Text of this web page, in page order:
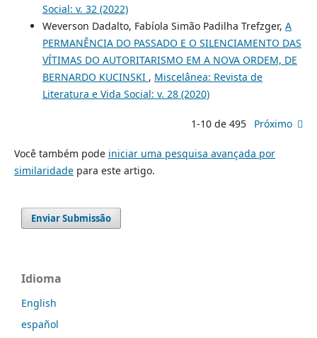
Social: v. 32 (2022)
Weverson Dadalto, Fabíola Simão Padilha Trefzger, A
PERMANÊNCIA DO PASSADO E O SILENCIAMENTO DAS
VÍTIMAS DO AUTORITARISMO EM A NOVA ORDEM, DE
BERNARDO KUCINSKI , Miscelânea: Revista de
Literatura e Vida Social: v. 28 (2020)
1-10 de 495 Próximo
Você também pode iniciar uma pesquisa avançada por
similaridadepara este artigo.
Enviar Submissão
Idioma
English
español